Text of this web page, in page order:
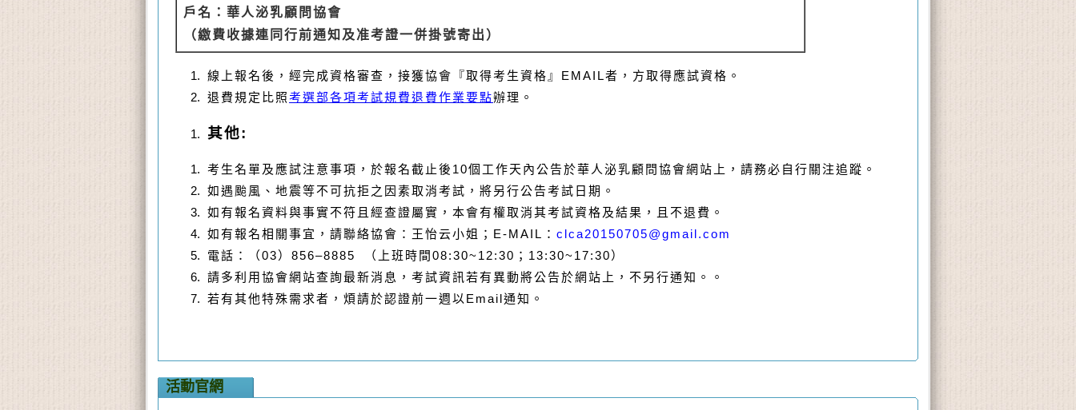
戶名：華人泌乳顧問協會
（繳費收據連同行前通知及准考證一併掛號寄出）
線上報名後，經完成資格審查，接獲協會『取得考生資格』 EMAIL者，方取得應試資格。
退費規定比照考選部各項考試規費退費作業要點辦理。
其他:
考生名單及應試注意事項，於報名截止後 10個工作天內公告於華人泌乳顧問協會網站上，請務必自行關注追蹤。
如遇颱風、地震等不可抗拒之因素取消考試，將另行公告考試日期。
如有報名資料與事實不符且經查證屬實，本會有權取消其考試資格及結果，且不退費。
如有報名相關事宜，請聯絡協會：王怡云小姐； E-MAIL ： clca20150705@gmail.com
電話：（03） 856–8885 （上班時間 08:30~12:30 ； 13:30~17:30）
請多利用協會網站查詢最新消息，考試資訊若有異動將公告於網站上，不另行通知。。
若有其他特殊需求者，煩請於認證前一週以 Email通知。
活動官網